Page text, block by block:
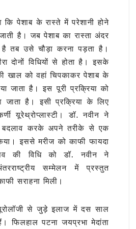
कि पेशाब के रास्ते में परेशानी होने
है। जब पेशाब का रास्ता अंदर
तब उसे चौड़ा करना पड़ता है।
दोनों विधियों से होता है। इसके
खाल को वहां चिपकाकर पेशाब के
जाता है। इस पूरी प्रक्रिया को
जाता है। इसी प्रक्रिया के लिए
यूरेथ्रोप्लास्टी। डॉ. नवीन ने
बदलाव करके अपने तरीके से एक
इससे मरीज को काफी फायदा
की विधि को डॉ. नवीन ने
सम्मेलन में प्रस्तुत
सराहना मिली।
से जुड़े इलाज में दस साल
फिलहाल पटना जयप्रभा मेदांता